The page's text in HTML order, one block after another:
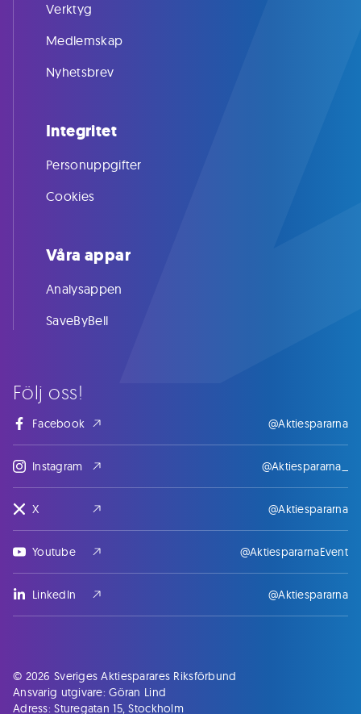
Följ oss!
Facebook @Aktiespararna
Instagram @Aktiespararna_
X @Aktiespararna
Youtube @AktiespararnaEvent
LinkedIn @Aktiespararna
Verktyg
Medlemskap
Nyhetsbrev
Integritet
Personuppgifter
Cookies
Våra appar
Analysappen
SaveByBell
© 2026 Sveriges Aktiesparares Riksförbund
Ansvarig utgivare: Göran Lind
Adress: Sturegatan 15, Stockholm